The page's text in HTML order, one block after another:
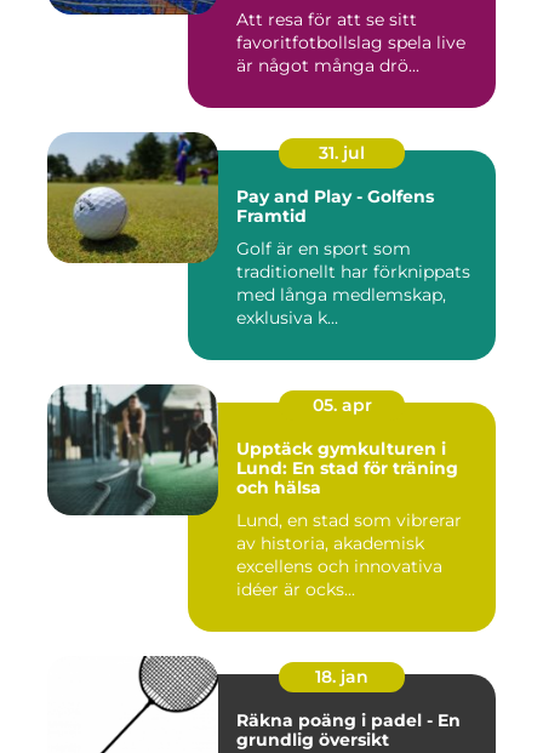
Att resa för att se sitt
favoritfotbollslag spela live
är något många drö...
31. jul
Pay and Play - Golfens
Framtid
Golf är en sport som
traditionellt har förknippats
med långa medlemskap,
exklusiva k...
05. apr
Upptäck gymkulturen i
Lund: En stad för träning
och hälsa
Lund, en stad som vibrerar
av historia, akademisk
excellens och innovativa
idéer är ocks...
18. jan
Räkna poäng i padel - En
grundlig översikt